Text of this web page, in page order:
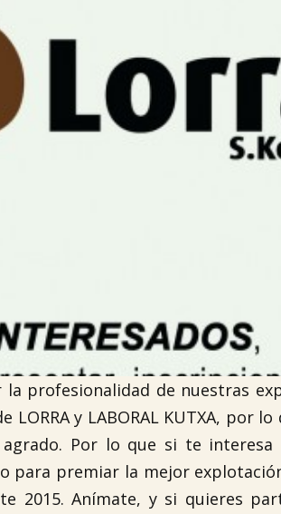
la profesionalidad de nuestras
y LABORAL KUTXA, por lo
Por lo que si te interesa
para premiar la mejor
2015. Anímate, y si quieres